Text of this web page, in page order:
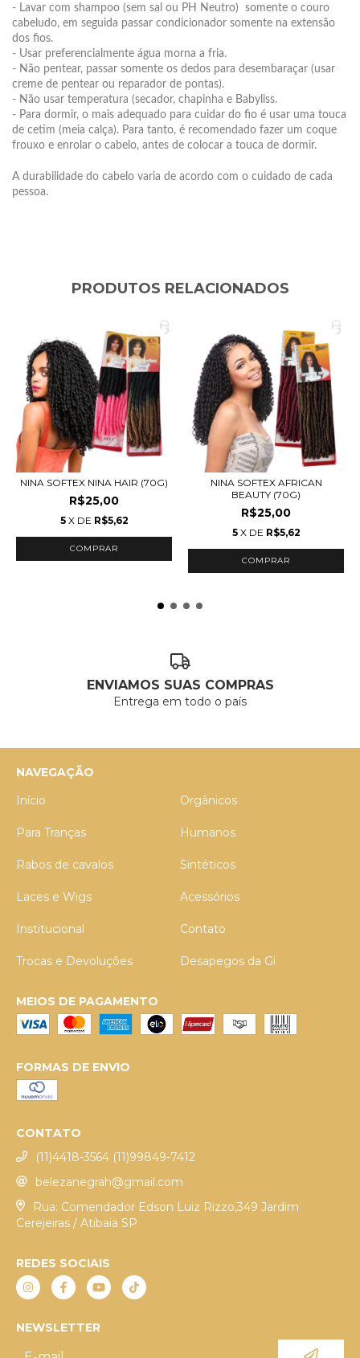
- Lavar com shampoo (sem sal ou PH Neutro) somente o couro
cabeludo, em seguida passar condicionador somente na extensão
dos fios.
- Usar preferencialmente água morna a fria.
- Não pentear, passar somente os dedos para desembaraçar (usar
creme de pentear ou reparador de pontas).
- Não usar temperatura (secador, chapinha e Babyliss.
- Para dormir, o mais adequado para cuidar do fio é usar uma touca
de cetim (meia calça). Para tanto, é recomendado fazer um coque
frouxo e enrolar o cabelo, antes de colocar a touca de dormir.
A durabilidade do cabelo varia de acordo com o cuidado de cada
pessoa.
PRODUTOS RELACIONADOS
NINA SOFTEX NINA HAIR (70G)
R$25,00
5 X DE R$5,62
COMPRAR
NINA SOFTEX AFRICAN
BEAUTY (70G)
R$25,00
5 X DE R$5,62
COMPRAR
ENVIAMOS SUAS COMPRAS
Entrega em todo o país
NAVEGAÇÃO
Início
Orgânicos
Para Tranças Humanos
Rabos de cavalos Sintéticos
Laces e Wigs Acessórios
Institucional Contato
Trocas e Devoluções Desapegos da Gi
MEIOS DE PAGAMENTO
FORMAS DE ENVIO
CONTATO
(11)4418-3564 (11)99849-7412
belezanegrah@gmail.com
Rua: Comendador Edson Luiz Rizzo,349 Jardim
Cerejeiras / Atibaia SP
REDES SOCIAIS
NEWSLETTER